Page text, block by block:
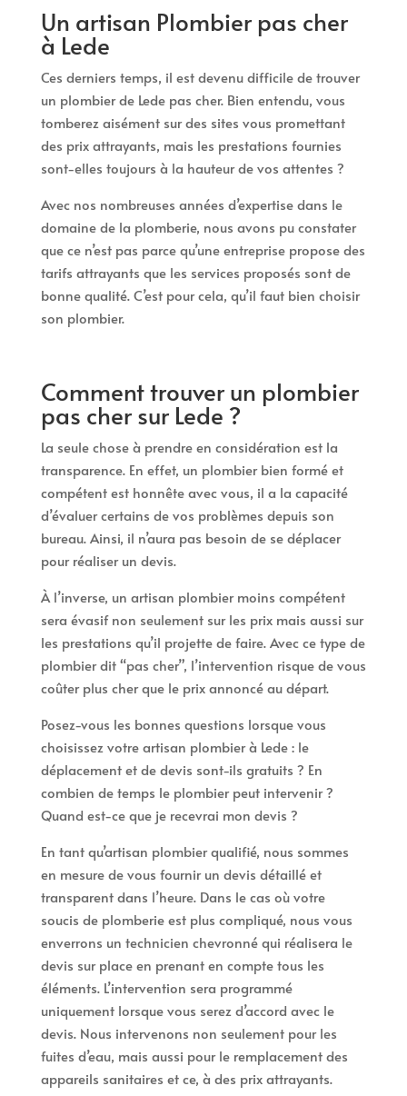
Un artisan Plombier pas cher
à Lede
Ces derniers temps, il est devenu difficile de trouver
un plombier de Lede pas cher. Bien entendu, vous
tomberez aisément sur des sites vous promettant
des prix attrayants, mais les prestations fournies
sont-elles toujours à la hauteur de vos attentes ?
Avec nos nombreuses années d’expertise dans le
domaine de la plomberie, nous avons pu constater
que ce n’est pas parce qu’une entreprise propose des
tarifs attrayants que les services proposés sont de
bonne qualité. C’est pour cela, qu’il faut bien choisir
son plombier.
Comment trouver un plombier
pas cher sur Lede ?
La seule chose à prendre en considération est la
transparence. En effet, un plombier bien formé et
compétent est honnête avec vous, il a la capacité
d’évaluer certains de vos problèmes depuis son
bureau. Ainsi, il n’aura pas besoin de se déplacer
pour réaliser un devis.
À l’inverse, un artisan plombier moins compétent
sera évasif non seulement sur les prix mais aussi sur
les prestations qu’il projette de faire. Avec ce type de
plombier dit “pas cher”, l’intervention risque de vous
coûter plus cher que le prix annoncé au départ.
Posez-vous les bonnes questions lorsque vous
choisissez votre artisan plombier à Lede : le
déplacement et de devis sont-ils gratuits ? En
combien de temps le plombier peut intervenir ?
Quand est-ce que je recevrai mon devis ?
En tant qu’artisan plombier qualifié, nous sommes
en mesure de vous fournir un devis détaillé et
transparent dans l’heure. Dans le cas où votre
soucis de plomberie est plus compliqué, nous vous
enverrons un technicien chevronné qui réalisera le
devis sur place en prenant en compte tous les
éléments. L’intervention sera programmé
uniquement lorsque vous serez d’accord avec le
devis. Nous intervenons non seulement pour les
fuites d’eau, mais aussi pour le remplacement des
appareils sanitaires et ce, à des prix attrayants.